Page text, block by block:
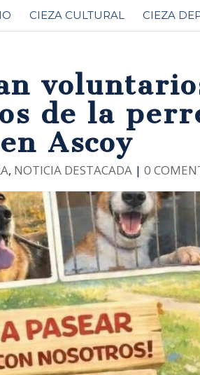
CIEZA CULTURAL CIEZA
de la
Ascoy
, NOTICIA DESTACADA |0